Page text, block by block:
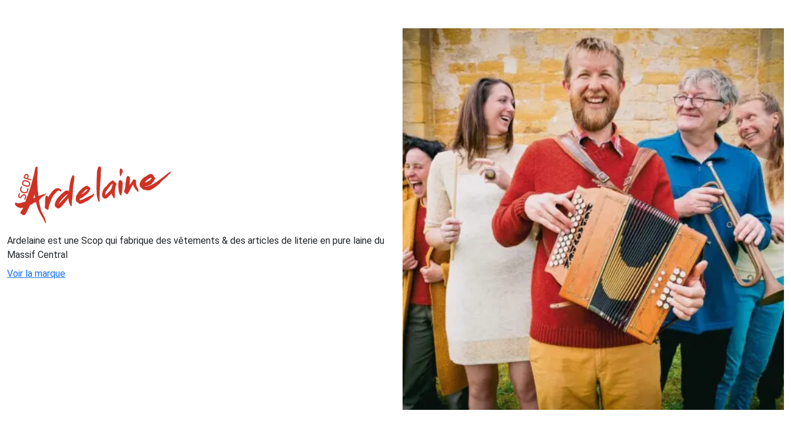
Ardelaine est une Scop qui fabrique des vêtements & des articles de literie en pure laine du
Massif Central
Voir la marque